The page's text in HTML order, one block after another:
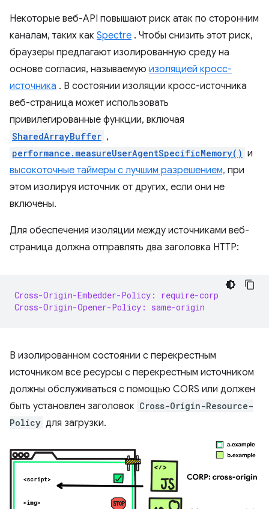
Некоторые веб-API повышают риск атак по сторонним
каналам, таких как Spectre . Чтобы снизить этот риск,
браузеры предлагают изолированную среду на
основе согласия, называемую изоляцией кросс-
источника . В состоянии изоляции кросс-источника
веб-страница может использовать
привилегированные функции, включая
SharedArrayBuffer ,
performance.measureUserAgentSpecificMemory() и
высокоточные таймеры с лучшим разрешением, при
этом изолируя источник от других, если они не
включены.
Для обеспечения изоляции между источниками веб-
страница должна отправлять два заголовка HTTP:
Cross-Origin-Embedder-Policy: require-corp
Cross-Origin-Opener-Policy: same-origin
В изолированном состоянии с перекрестным
источником все ресурсы с перекрестным источником
должны обслуживаться с помощью CORS или должен
быть установлен заголовок Cross-Origin-Resource-
Policy для загрузки.